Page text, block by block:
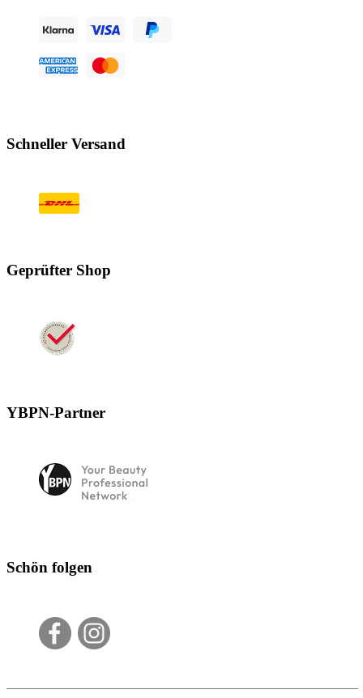
Schneller Versand
Geprüfter Shop
YBPN-Partner
Schön folgen